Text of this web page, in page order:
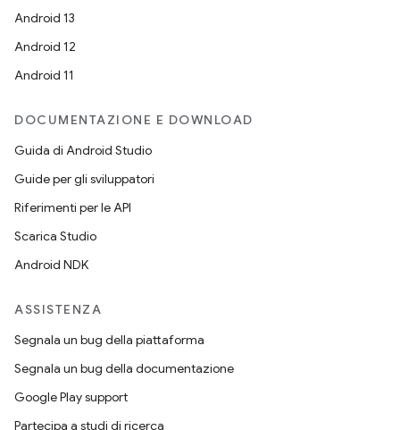
Android 13
Android 12
Android 11
DOCUMENTAZIONE E DOWNLOAD
Guida di Android Studio
Guide per gli sviluppatori
Riferimenti per le API
Scarica Studio
Android NDK
ASSISTENZA
Segnala un bug della piattaforma
Segnala un bug della documentazione
Google Play support
Partecipa a studi di ricerca